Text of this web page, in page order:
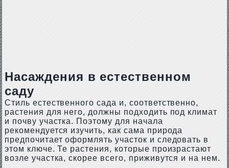
Насаждения в естественном
саду
Стиль естественного сада и, соответственно,
растения для него, должны подходить под климат
и почву участка. Поэтому для начала
рекомендуется изучить, как сама природа
предпочитает оформлять участок и следовать в
этом ключе. Те растения, которые произрастают
возле участка, скорее всего, приживутся и на нем.